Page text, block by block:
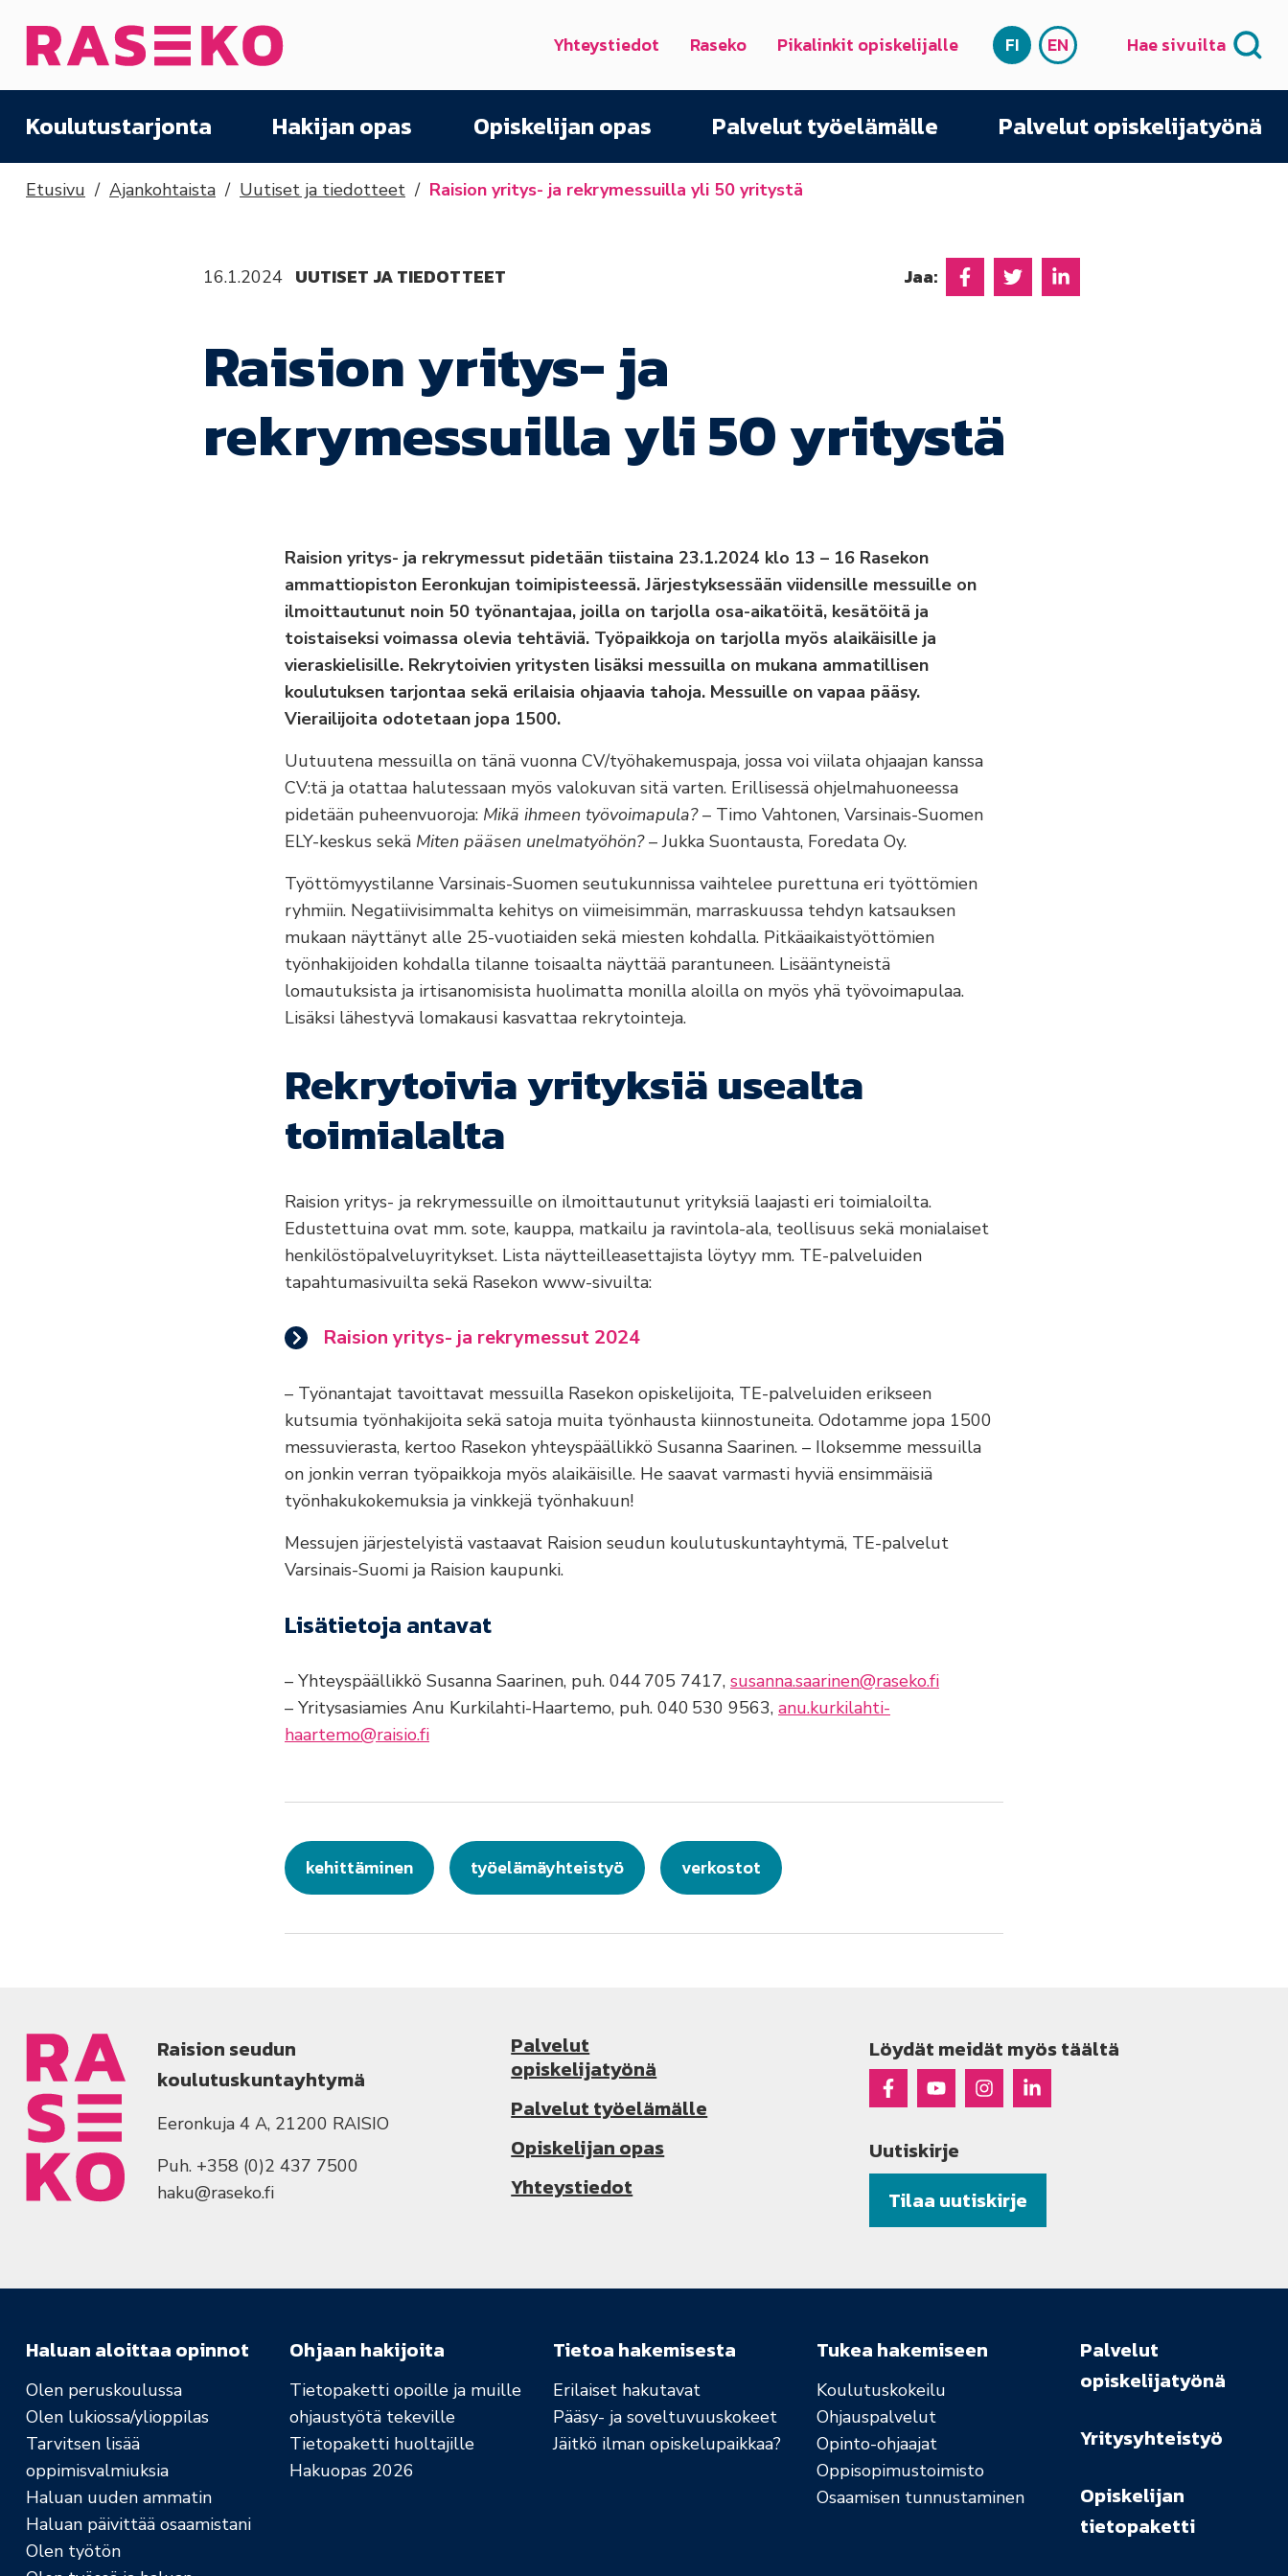
Etusivu Yhteystiedot Raseko Pikalinkit opiskelijalle SUOMI
FI ENGLISH
EN Hae sivuilta
Koulutustarjonta Hakijan opas Opiskelijan opas Palvelut työelämälle Palvelut opiskelijatyönä
Etusivu Ajankohtaista Uutiset ja tiedotteet Raision yritys- ja rekrymessuilla yli 50 yritystä
16.1.2024 UUTISET JA TIEDOTTEET Jaa: Jaa Facebookissa
Jaa Twitterissä
Jaa Linkedinissä
Raision yritys- ja
rekrymessuilla yli 50 yritystä
Raision yritys- ja rekrymessut pidetään tiistaina 23.1.2024 klo 13 – 16 Rasekon
ammattiopiston Eeronkujan toimipisteessä. Järjestyksessään viidensille messuille on
ilmoittautunut noin 50 työnantajaa, joilla on tarjolla osa-aikatöitä, kesätöitä ja
toistaiseksi voimassa olevia tehtäviä. Työpaikkoja on tarjolla myös alaikäisille ja
vieraskielisille. Rekrytoivien yritysten lisäksi messuilla on mukana ammatillisen
koulutuksen tarjontaa sekä erilaisia ohjaavia tahoja. Messuille on vapaa pääsy.
Vierailijoita odotetaan jopa 1500.
Uutuutena messuilla on tänä vuonna CV/työhakemuspaja, jossa voi viilata ohjaajan kanssa
CV:tä ja otattaa halutessaan myös valokuvan sitä varten. Erillisessä ohjelmahuoneessa
pidetään puheenvuoroja: Mikä ihmeen työvoimapula?– Timo Vahtonen, Varsinais-Suomen
ELY-keskus sekä Miten pääsen unelmatyöhön?– Jukka Suontausta, Foredata Oy.
Työttömyystilanne Varsinais-Suomen seutukunnissa vaihtelee purettuna eri työttömien
ryhmiin. Negatiivisimmalta kehitys on viimeisimmän, marraskuussa tehdyn katsauksen
mukaan näyttänyt alle 25-vuotiaiden sekä miesten kohdalla. Pitkäaikaistyöttömien
työnhakijoiden kohdalla tilanne toisaalta näyttää parantuneen. Lisääntyneistä
lomautuksista ja irtisanomisista huolimatta monilla aloilla on myös yhä työvoimapulaa.
Lisäksi lähestyvä lomakausi kasvattaa rekrytointeja.
Rekrytoivia yrityksiä usealta
toimialalta
Raision yritys- ja rekrymessuille on ilmoittautunut yrityksiä laajasti eri toimialoilta.
Edustettuina ovat mm. sote, kauppa, matkailu ja ravintola-ala, teollisuus sekä monialaiset
henkilöstöpalveluyritykset. Lista näytteilleasettajista löytyy mm. TE-palveluiden
tapahtumasivuilta sekä Rasekon www-sivuilta:
Raision yritys- ja rekrymessut 2024
– Työnantajat tavoittavat messuilla Rasekon opiskelijoita, TE-palveluiden erikseen
kutsumia työnhakijoita sekä satoja muita työnhausta kiinnostuneita. Odotamme jopa 1500
messuvierasta, kertoo Rasekon yhteyspäällikkö Susanna Saarinen. – Iloksemme messuilla
on jonkin verran työpaikkoja myös alaikäisille. He saavat varmasti hyviä ensimmäisiä
työnhakukokemuksia ja vinkkejä työnhakuun!
Messujen järjestelyistä vastaavat Raision seudun koulutuskuntayhtymä, TE-palvelut
Varsinais-Suomi ja Raision kaupunki.
Lisätietoja antavat
– Yhteyspäällikkö Susanna Saarinen, puh. 044 705 7417, susanna.saarinen@raseko.fi
– Yritysasiamies Anu Kurkilahti-Haartemo, puh. 040 530 9563, anu.kurkilahti-
haartemo@raisio.fi
kehittäminen työelämäyhteistyö verkostot
Raision seudun
koulutuskuntayhtymä
Eeronkuja 4 A, 21200 RAISIO
Puh. +358 (0)2 437 7500
haku@raseko.fi
Palvelut
opiskelijatyönä
Palvelut työelämälle
Opiskelijan opas
Yhteystiedot
Löydät meidät myös täältä
Raseko Facebookissa
Raseko Youtubessa
Raseko Instagramissa
Raseko Linkedinissä
Uutiskirje
Tilaa uutiskirje
Haluan aloittaa opinnot
Olen peruskoulussa
Olen lukiossa/ylioppilas
Tarvitsen lisää
oppimisvalmiuksia
Haluan uuden ammatin
Haluan päivittää osaamistani
Olen työtön
Ohjaan hakijoita
Tietopaketti opoille ja muille
ohjaustyötä tekeville
Tietopaketti huoltajille
Hakuopas 2026
Tietoa hakemisesta
Erilaiset hakutavat
Pääsy- ja soveltuvuuskokeet
Jäitkö ilman opiskelupaikkaa?
Tukea hakemiseen
Koulutuskokeilu
Ohjauspalvelut
Opinto-ohjaajat
Oppisopimustoimisto
Osaamisen tunnustaminen
Palvelut
opiskelijatyönä
Yritysyhteistyö
Opiskelijan
tietopaketti